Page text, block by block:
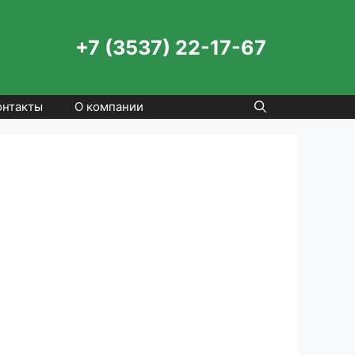
+7 (3537) 22-17-67
О компании